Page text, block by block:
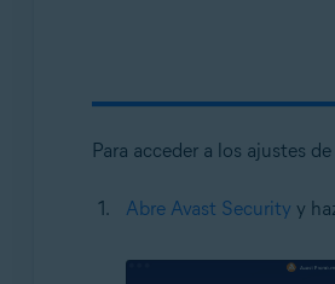
Para acceder a los ajustes
Abre Avast Security y